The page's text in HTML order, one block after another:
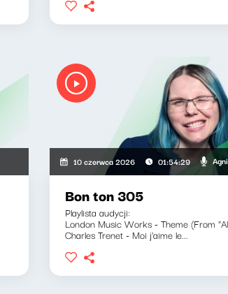
10 czerwca 2026 01:54:29
Bon ton 305
Playlista audycji:
London Music Works - Theme (From
Charles Trenet - Moi j'aime le...